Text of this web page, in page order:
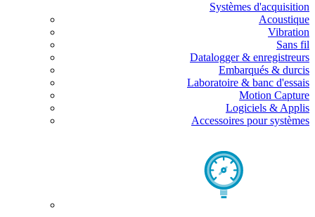
Systèmes d'acquisition
Acoustique
Vibration
Sans fil
Datalogger & enregistreurs
Embarqués & durcis
Laboratoire & banc d'essais
Motion Capture
Logiciels & Applis
Accessoires pour systèmes